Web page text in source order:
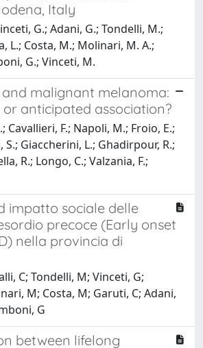
Italy
G.; Adani, G.; Tondelli, M.;
L.; Costa, M.; Molinari, M. A.;
G.; Vinceti, M.
malignant melanoma:
or anticipated association?
Cavallieri, F.; Napoli, M.; Froio, E.;
S.; Giaccherini, L.; Ghadirpour, R.;
R.; Longo, C.; Valzania, F.;
impatto sociale delle
precoce (Early onset
nella provincia di
C; Tondelli, M; Vinceti, G;
M; Costa, M; Garuti, C; Adani,
G
between lifelong